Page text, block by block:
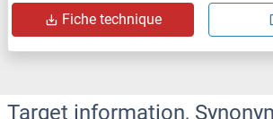
Fiche technique
Target information,